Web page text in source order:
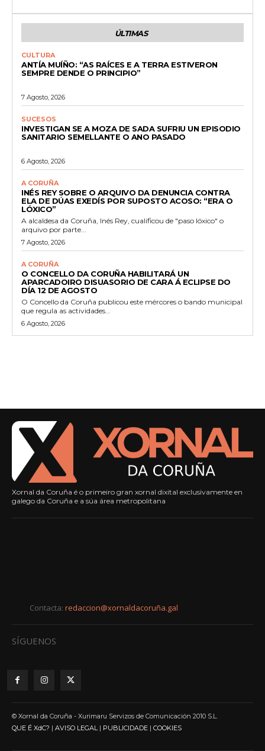
ÚLTIMAS
CULTURA
ANTÍA MUÍÑO: “AS RAÍCES E A TERRA ESTIVERON
SEMPRE DENDE O PRINCIPIO”
7 Agosto, 2026
SUCESOS
INVESTIGAN SE A MOZA DE SADA SUFRIU UN EPISODIO
SANITARIO SEMELLANTE O ANO PASADO
6 Agosto, 2026
A CORUÑA
INÉS REY SOBRE O ARQUIVO DA DENUNCIA CONTRA
ELA DE DÚAS EXEDÍS POR SUPOSTO ACOSO: “ERA O
LÓXICO”
A alcaldesa da Coruña, Inés Rey, cualificou de "paso lóxico" o
arquivo por parte...
7 Agosto, 2026
A CORUÑA
O CONCELLO DA CORUÑA HABILITARÁ UN
APARCADOIRO DISUASORIO DE CARA Á ECLIPSE DO
DÍA 12 DE AGOSTO
O Concello da Coruña publicou este mércores o bando municipal
que regula as actividades...
6 Agosto, 2026
Xornal da Coruña é o primeiro gran xornal dixital exclusivamente en
galego da Coruña e a súa área metropolitana
Contacta: redaccion@xornaldacoruña.gal
SÍGUENOS
© Xornal da Coruña - Xurimaru Servizos de Comunicación 2010 S.L.
QUE É XdC? | AVISO LEGAL | PUBLICIDADE | COOKIES